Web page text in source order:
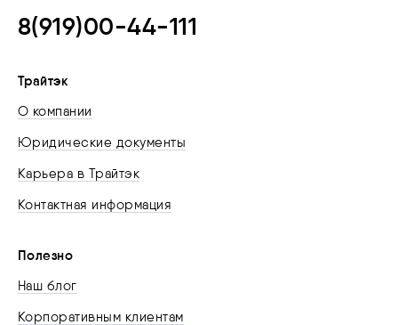
8(919)00-44-111
Трайтэк
О компании
Юридические документы
Карьера в Трайтэк
Контактная информация
Полезно
Наш блог
Корпоративным клиентам